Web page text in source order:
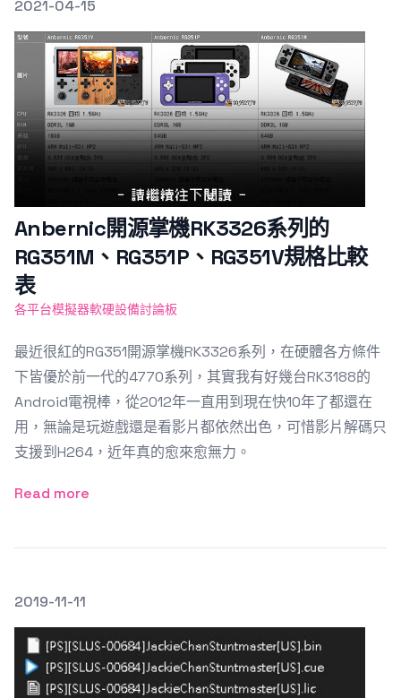
發文於
2021-04-15
Featured Image
Anbernic開源掌機RK3326系列的
RG351M、RG351P、RG351V規格比較
表
各平台模擬器軟硬設備討論板
最近很紅的RG351開源掌機RK3326系列，在硬體各方條件
下皆優於前一代的4770系列，其實我有好幾台RK3188的
Android電視棒，從2012年一直用到現在快10年了都還在
用，無論是玩遊戲還是看影片都依然出色，可惜影片解碼只
支援到H264，近年真的愈來愈無力。
Read more
發文於
2019-11-11
Featured Image